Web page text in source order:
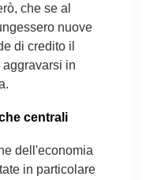
che se al
nuove
di credito il
in
centrali
dell'economia
in particolare